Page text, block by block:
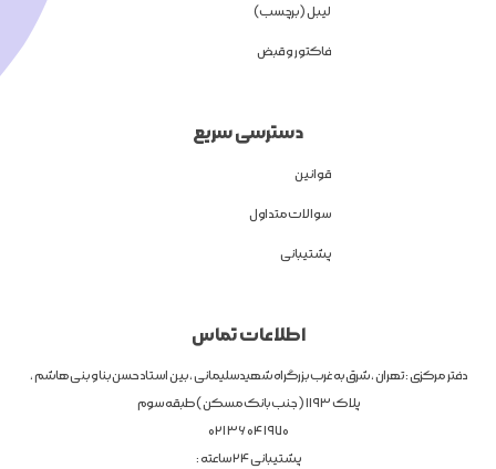
لیبل (برچسب)
فاکتور و قبض
دسترسی سریع
قوانین
سوالات متداول
پشتیبانی
اطلاعات تماس
دفتر مرکزی : تهران ، شرق به غرب بزرگراه شهیدسلیمانی ، بین استاد حسن بنا و بنی هاشم ،
پلاک 1193 ( جنب بانک مسکن ) طبقه سوم
1970 04 36 021
پشتیبانی 24 ساعته :